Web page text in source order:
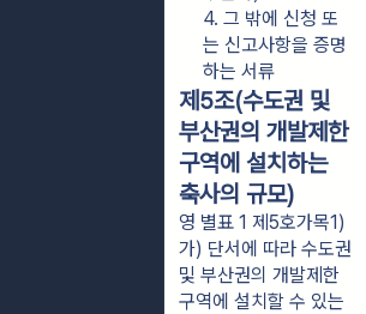
4. 그 밖에 신청 또
는 신고사항을 증명
하는 서류
제5조(수도권 및
부산권의 개발제한
구역에 설치하는
축사의 규모)
영 별표 1 제5호가목1)
가) 단서에 따라 수도권
및 부산권의 개발제한
구역에 설치할 수 있는